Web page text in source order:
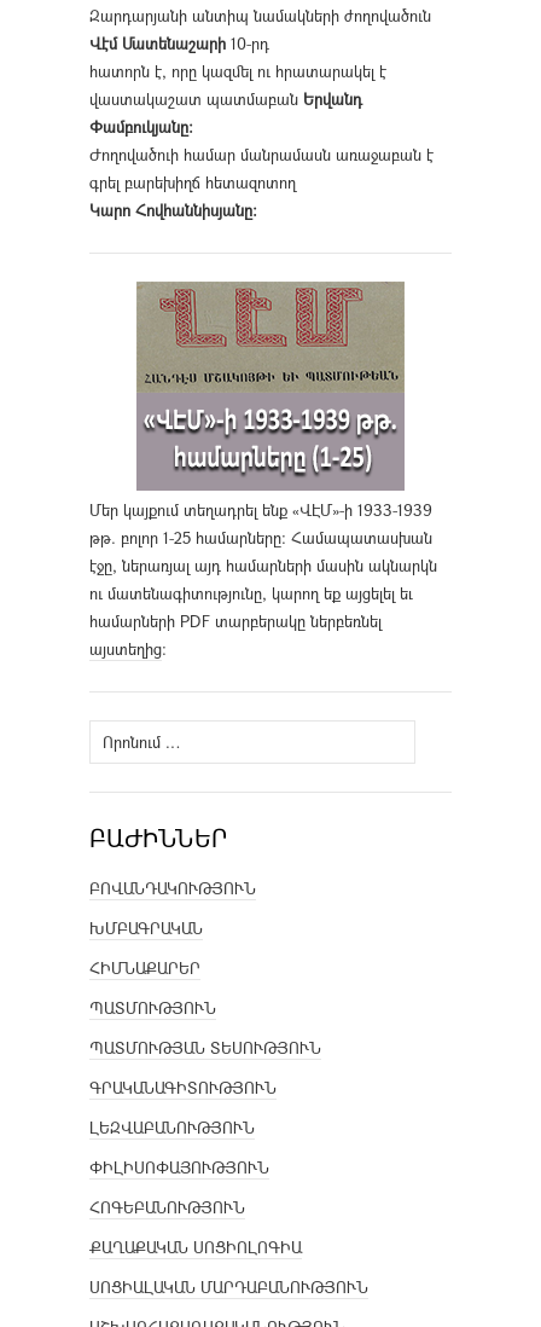
Զարդարյանի անտիպ նամակների ժողովածուն
Վէմ Մատենաշարի 10-րդ
հատորն է, որը կազմել ու հրատարակել է
վաստակաշատ պատմաբան Երվանդ
Փամբուկյանը։
Ժողովածուի համար մանրամասն առաջաբան է
գրել բարեխիղճ հետազոտող
Կարո Հովհաննիսյանը։
Մեր կայքում տեղադրել ենք «ՎԷՄ»-ի 1933-1939
թթ. բոլոր 1-25 համարները։ Համապատասխան
էջը, ներառյալ այդ համարների մասին ակնարկն
ու մատենագիտությունը, կարող եք այցելել եւ
համարների PDF տարբերակը ներբեռնել
այստեղից։
Որոնել՝
ԲԱԺԻՆՆԵՐ
ԲՈՎԱՆԴԱԿՈՒԹՅՈՒՆ
ԽՄԲԱԳՐԱԿԱՆ
ՀԻՄՆԱՔԱՐԵՐ
ՊԱՏՄՈՒԹՅՈՒՆ
ՊԱՏՄՈՒԹՅԱՆ ՏԵՍՈՒԹՅՈՒՆ
ԳՐԱԿԱՆԱԳԻՏՈՒԹՅՈՒՆ
ԼԵԶՎԱԲԱՆՈՒԹՅՈՒՆ
ՓԻԼԻՍՈՓԱՅՈՒԹՅՈՒՆ
ՀՈԳԵԲԱՆՈՒԹՅՈՒՆ
ՔԱՂԱՔԱԿԱՆ ՍՈՑԻՈԼՈԳԻԱ
ՍՈՑԻԱԼԱԿԱՆ ՄԱՐԴԱԲԱՆՈՒԹՅՈՒՆ